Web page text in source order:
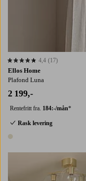
Ellos Home
Plafond Luna
2 199,-
Rentefritt fra. 184:-/mån*
Rask levering
1 farge
4,4 basert på 17
4,4 (17)